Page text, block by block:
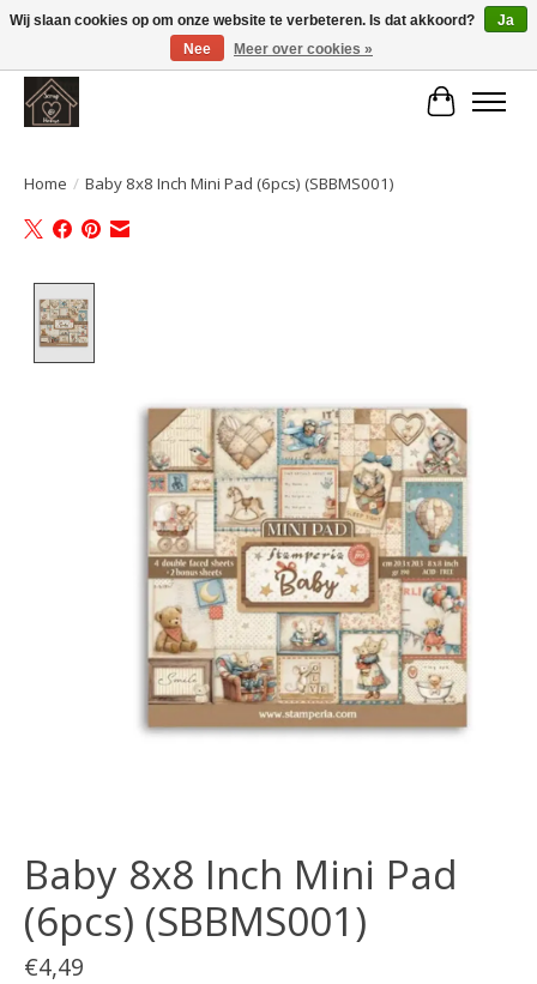
Large selection of products and fast shipping!
Home / Baby 8x8 Inch Mini Pad (6pcs) (SBBMS001)
Baby 8x8 Inch Mini Pad
(6pcs) (SBBMS001)
€4,49
Wij slaan cookies op om onze website te verbeteren. Is dat akkoord?
Ja
Nee
Meer over cookies »